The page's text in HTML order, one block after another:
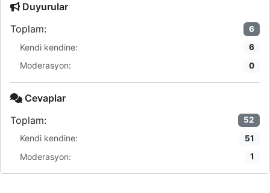
Duyurular
Toplam:
6
Kendi kendine: 6
Moderasyon: 0
Cevaplar
Toplam:
52
Kendi kendine: 51
Moderasyon: 1